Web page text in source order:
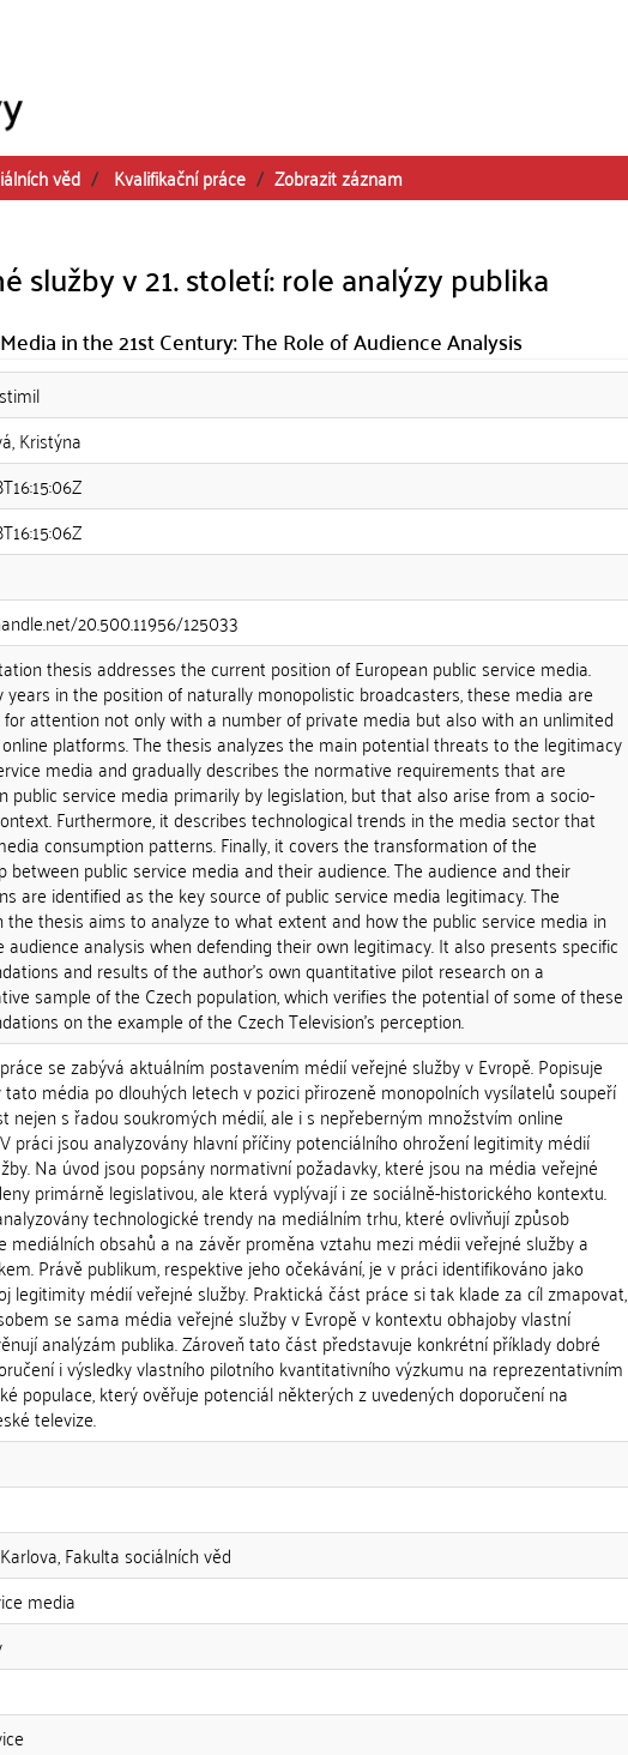
věd Kvalifikační práce
Zobrazit záznam
služby v 21. století: role analýzy publika
in the 21st Century: The Role of Audience Analysis
Kristýna
20.500.11956/125033
thesis addresses the current position of European public service media.
in the position of naturally monopolistic broadcasters, these media are
attention not only with a number of private media but also with an unlimited
platforms. The thesis analyzes the main potential threats to the legitimacy
media and gradually describes the normative requirements that are
public service media primarily by legislation, but that also arise from a socio-
Furthermore, it describes technological trends in the media sector that
consumption patterns. Finally, it covers the transformation of the
between public service media and their audience. The audience and their
are identified as the key source of public service media legitimacy. The
the thesis aims to analyze to what extent and how the public service media in
audience analysis when defending their own legitimacy. It also presents specific
and results of the author's own quantitative pilot research on a
sample of the Czech population, which verifies the potential of some of these
on the example of the Czech Television's perception.
se zabývá aktuálním postavením médií veřejné služby v Evropě. Popisuje
tato média po dlouhých letech v pozici přirozeně monopolních vysílatelů soupeří
nejen s řadou soukromých médií, ale i s nepřeberným množstvím online
práci jsou analyzovány hlavní příčiny potenciálního ohrožení legitimity médií
Na úvod jsou popsány normativní požadavky, které jsou na média veřejné
primárně legislativou, ale která vyplývají i ze sociálně-historického kontextu.
technologické trendy na mediálním trhu, které ovlivňují způsob
mediálních obsahů a na závěr proměna vztahu mezi médii veřejné služby a
Právě publikum, respektive jeho očekávání, je v práci identifikováno jako
legitimity médií veřejné služby. Praktická část práce si tak klade za cíl zmapovat,
se sama média veřejné služby v Evropě v kontextu obhajoby vlastní
analýzám publika. Zároveň tato část představuje konkrétní příklady dobré
i výsledky vlastního pilotního kvantitativního výzkumu na reprezentativním
populace, který ověřuje potenciál některých z uvedených doporučení na
televize.
Fakulta sociálních věd
media